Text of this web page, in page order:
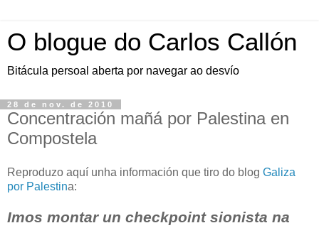
O blogue do Carlos Callón
Bitácula persoal aberta por navegar ao desvío
28 de nov. de 2010
Concentración mañá por Palestina en
Compostela
Reproduzo aquí unha información que tiro do blog Galiza
por Palestina:
Imos montar un checkpoint sionista na